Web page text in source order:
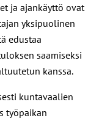
ja ajankäyttö ovat
yksipuolinen
edustaa
saamiseksi
kanssa.
kuntavaalien
työpaikan